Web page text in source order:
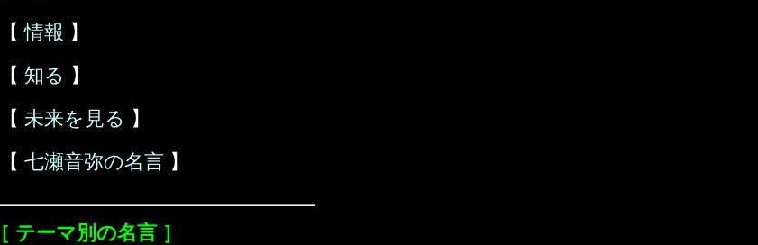
【情報 】
【 知る 】
【 未来を見る 】
【 七瀬音弥の名言 】
［ テーマ別の名言 ］